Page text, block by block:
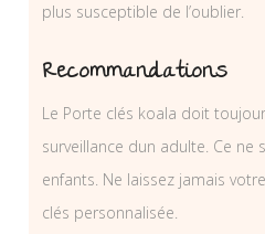
plus susceptible de l’oublier.
Recommandations
Le Porte clés koala doit
surveillance dun adulte. Ce
enfants. Ne laissez jamais
clés personnalisée.